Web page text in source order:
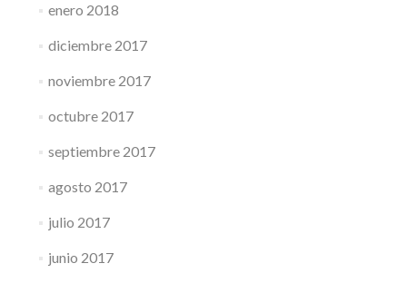
enero 2018
diciembre 2017
noviembre 2017
octubre 2017
septiembre 2017
agosto 2017
julio 2017
junio 2017